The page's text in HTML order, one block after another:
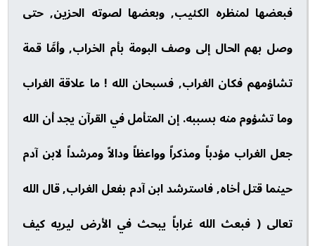
فبعضها لمنظره الكئيب, وبعضها لصوته الحزين, حتى
وصل بهم الحال إلى وصف البومة بأم الخراب, وأمَّا قمة
تشاؤمهم فكان الغراب, فسبحان الله ! ما علاقة الغراب
وما تشؤوم منه بسببه. إن المتأمل في القرآن يجد أن الله
جعل الغراب مؤدباً ومذكراً وواعظاً ودالاً ومرشداً لابن آدم
حينما قتل أخاه, فاسترشد ابن آدم بفعل الغراب, قال الله
تعالى ( فبعث الله غراباً يبحث في الأرض ليريه كيف